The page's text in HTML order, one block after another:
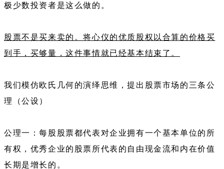
极少数投资者是这么做的。
股票不是买来卖的。将心仪的优质股权以合算的价格买
到手，买够量，这件事情就已经基本结束了。
我们模仿欧氏几何的演绎思维，提出股票市场的三条公
理（公设）
公理一：每股股票都代表对企业拥有一个基本单位的所
有权，优秀企业的股票所代表的自由现金流和内在价值
长期是增长的。